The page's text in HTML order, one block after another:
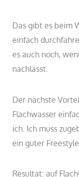
Das gibt es beim
einfach
es auch noch,
nachlässt.
Der nächste
Flachwasser
ich. Ich muss
ein guter
Resultat: auf